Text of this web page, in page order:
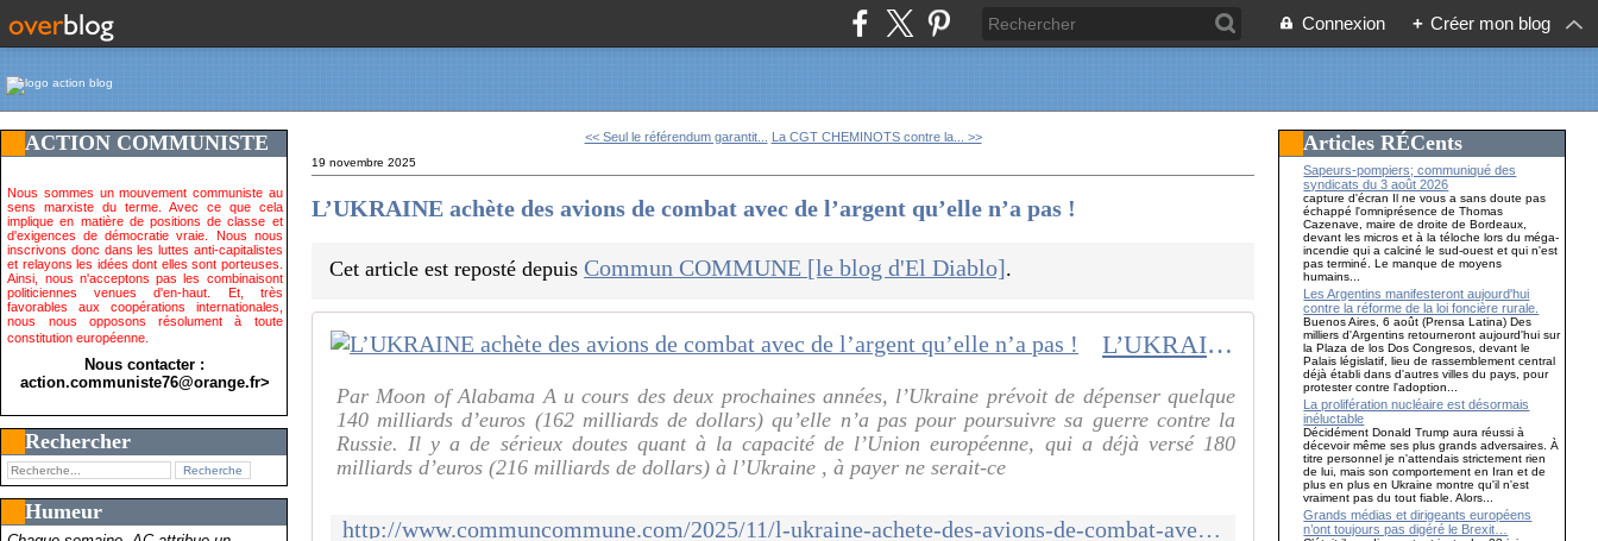
Connexion + Créer mon blog
ACTION COMMUNISTE
Nous sommes un mouvement communiste au
sens marxiste du terme. Avec ce que cela
implique en matière de positions de classe et
d'exigences de démocratie vraie. Nous nous
inscrivons donc dans les luttes anti-capitalistes
et relayons les idées dont elles sont porteuses.
Ainsi, nous n'acceptons pas les combinaisont
politiciennes venues d'en-haut. Et, très
favorables aux coopérations internationales,
nous nous opposons résolument à toute
constitution européenne.
Nous contacter :
action.communiste76@orange.fr>
Rechercher
Humeur
<< Seul le référendum garantit... La CGT CHEMINOTS contre la... >>
19 novembre 2025
L’UKRAINE achète des avions de combat avec de l’argent qu’elle n’a pas !
Cet article est reposté depuisCommun COMMUNE [le blog d'El Diablo].
L’UKRAINE achète des avions de combat avec de l’argent qu’elle n’a pas !
Par Moon of Alabama A u cours des deux prochaines années, l’Ukraine prévoit de dépenser quelque
140 milliards d’euros (162 milliards de dollars) qu’elle n’a pas pour poursuivre sa guerre contre la
Russie. Il y a de sérieux doutes quant à la capacité de l’Union européenne, qui a déjà versé 180
milliards d’euros (216 milliards de dollars) à l’Ukraine , à payer ne serait-ce
http://www.communcommune.com/2025/11/l-ukraine-achete-des-avions-de-combat-avec-de-l-argent-qu-elle-n-a-pas.html
Articles RÉCents
Sapeurs-pompiers; communiqué des
syndicats du 3 août 2026
capture d'écran Il ne vous a sans doute pas
échappé l'omniprésence de Thomas
Cazenave, maire de droite de Bordeaux,
devant les micros et à la téloche lors du méga-
incendie qui a calciné le sud-ouest et qui n'est
pas terminé. Le manque de moyens
humains...
Les Argentins manifesteront aujourd'hui
contre la réforme de la loi foncière rurale.
Buenos Aires, 6 août (Prensa Latina) Des
milliers d'Argentins retourneront aujourd'hui sur
la Plaza de los Dos Congresos, devant le
Palais législatif, lieu de rassemblement central
déjà établi dans d'autres villes du pays, pour
protester contre l'adoption...
La prolifération nucléaire est désormais
inéluctable
Décidément Donald Trump aura réussi à
décevoir même ses plus grands adversaires. À
titre personnel je n'attendais strictement rien
de lui, mais son comportement en Iran et de
plus en plus en Ukraine montre qu'il n'est
vraiment pas du tout fiable. Alors...
Grands médias et dirigeants européens
n’ont toujours pas digéré le Brexit…